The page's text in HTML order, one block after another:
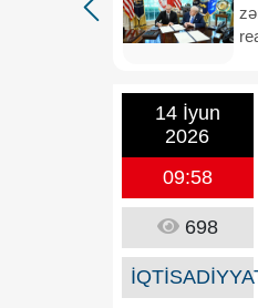
14 İyun
2026
09:58
698